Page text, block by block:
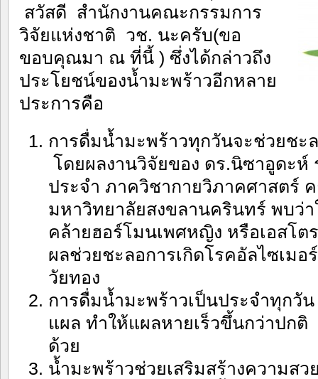
สวัสดี สำนักงานคณะกรรมการ
วิจัยแห่งชาติ วช. นะครับ(ขอ
ขอบคุณมา ณ ที่นี้ ) ซึ่งได้กล่าวถึง
ประโยชน์ของน้ำมะพร้าวอีกหลาย
ประการคือ
การดื่มน้ำมะพร้าวทุกวันจะช่วยชะ
โดยผลงานวิจัยของ ดร.นิซาอูดะห์
ประจำ ภาควิชากายวิภาคศาสตร์
มหาวิทยาลัยสงขลานครินทร์ พบว่
คล้ายฮอร์โมนเพศหญิง หรือเอสโต
ผลช่วยชะลอการเกิดโรคอัลไซเมอ
วัยทอง
การดื่มน้ำมะพร้าวเป็นประจำทุกวั
แผล ทำให้แผลหายเร็วขึ้นกว่าปก
ด้วย
น้ำมะพร้าวช่วยเสริมสร้างความส